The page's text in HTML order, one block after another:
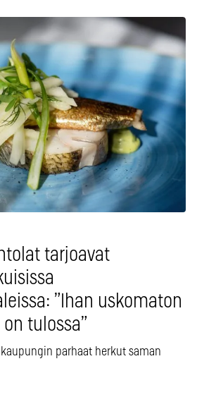
tarjoavat
”Ihan uskomaton
tulossa”
parhaat herkut saman